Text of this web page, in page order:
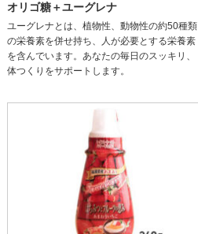
オリゴ糖＋ユーグレナ
ユーグレナとは、植物性、動物性の約50種類
の栄養素を併せ持ち、人が必要とする栄養素
を含んでいます。あなたの毎日のスッキリ、
体つくりをサポートします。